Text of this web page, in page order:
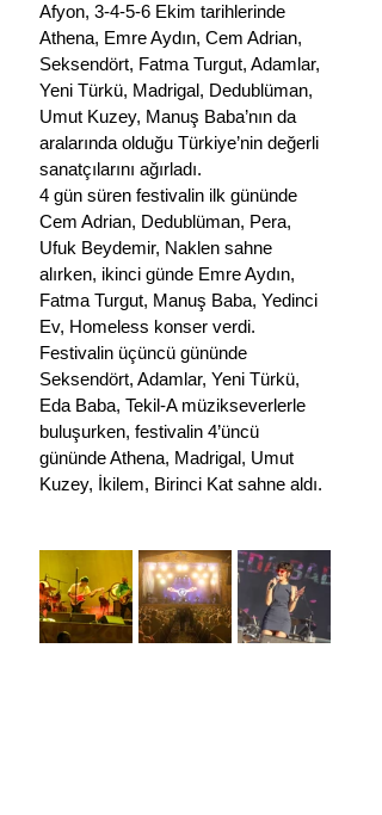
Afyon, 3-4-5-6 Ekim tarihlerinde
Athena, Emre Aydın, Cem Adrian,
Seksendört, Fatma Turgut, Adamlar,
Yeni Türkü, Madrigal, Dedublüman,
Umut Kuzey, Manuş Baba’nın da
aralarında olduğu Türkiye’nin değerli
sanatçılarını ağırladı.
4 gün süren festivalin ilk gününde
Cem Adrian, Dedublüman, Pera,
Ufuk Beydemir, Naklen sahne
alırken, ikinci günde Emre Aydın,
Fatma Turgut, Manuş Baba, Yedinci
Ev, Homeless konser verdi.
Festivalin üçüncü gününde
Seksendört, Adamlar, Yeni Türkü,
Eda Baba, Tekil-A müzikseverlerle
buluşurken, festivalin 4’üncü
gününde Athena, Madrigal, Umut
Kuzey, İkilem, Birinci Kat sahne aldı.